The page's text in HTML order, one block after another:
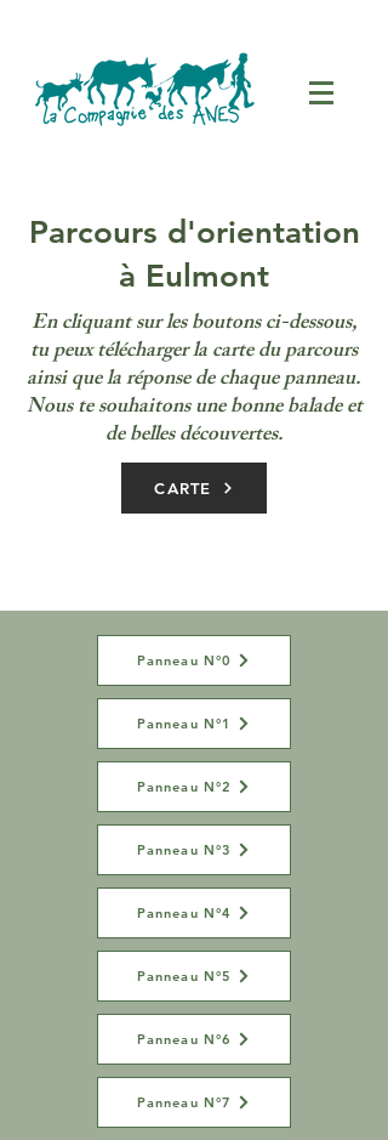
Parcours d'orientation
à Eulmont
En cliquant sur les boutons ci-dessous,
tu peux télécharger la carte du parcours
ainsi que la réponse de chaque panneau.
Nous te souhaitons une bonne balade et
de belles découvertes.
CARTE
Panneau N°0
Panneau N°1
Panneau N°2
Panneau N°3
Panneau N°4
Panneau N°5
Panneau N°6
Panneau N°7